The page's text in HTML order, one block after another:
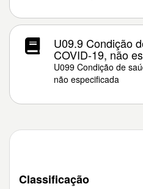
U09.9 Condição
COVID-19, não
U099 Condição de
não especificada
Classificação